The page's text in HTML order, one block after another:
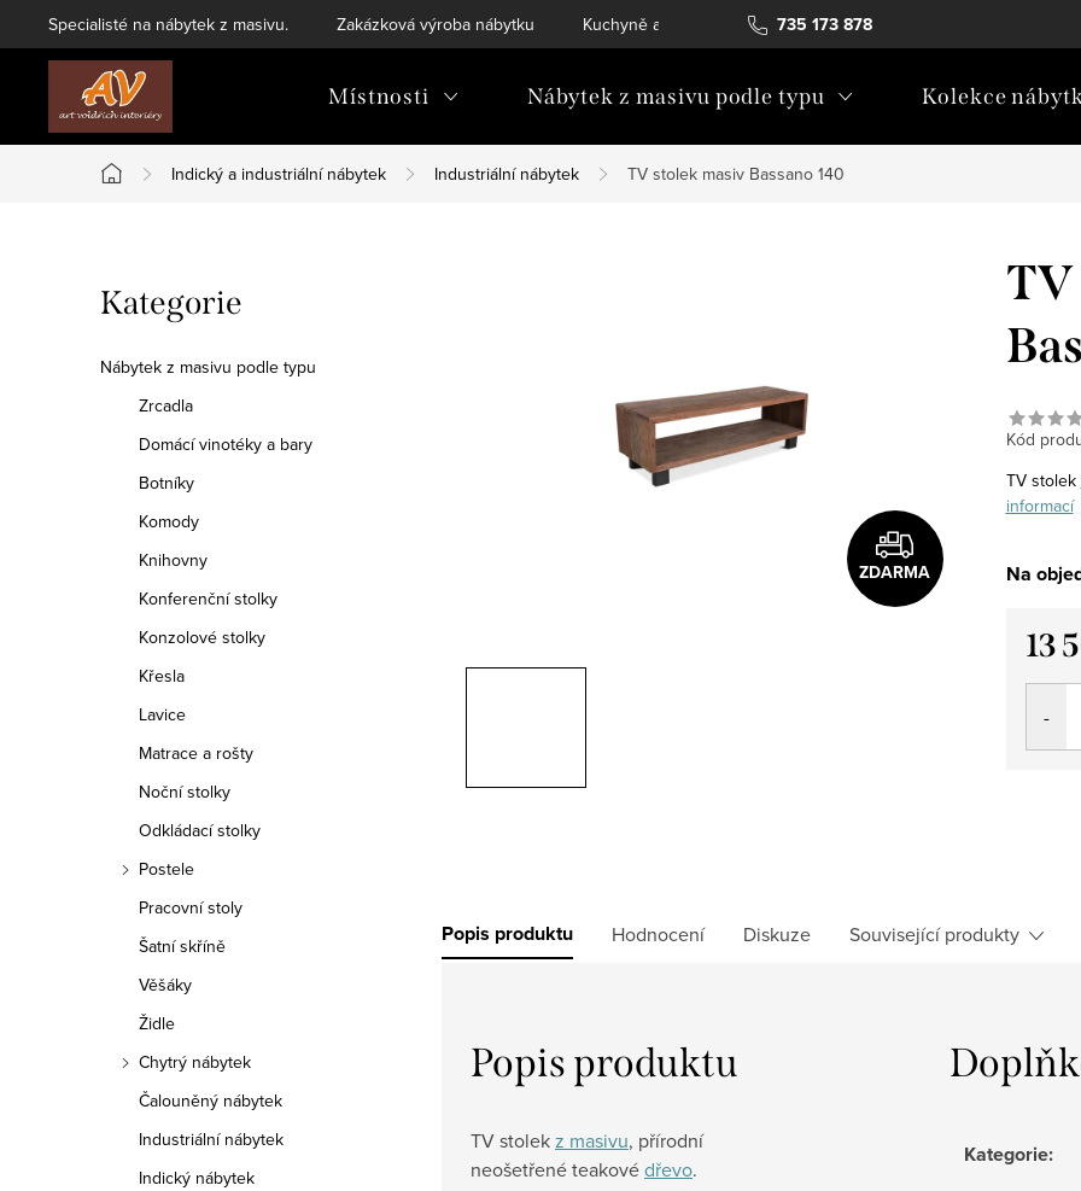
na
735 173 878
Specialisté na nábytek z masivu. Zakázková výroba nábytku Kuchyně a vestavný nábytek Katalogy ke stažení
Místnosti Nábytek z masivu podle typu Kolekce
Domů
Indický a industriální nábytek Industriální nábytek TV stolek masiv Bassano 140
o
s
Přeskočit
kategorie
Kategorie
Nábytek z masivu podle typu
Zrcadla
Domácí vinotéky a bary
Botníky
Komody
Knihovny
Konferenční stolky
Konzolové stolky
Křesla
Lavice
Matrace a rošty
Noční stolky
Odkládací stolky
Postele
Pracovní stoly
Šatní skříně
Věšáky
Židle
Chytrý nábytek
Čalouněný nábytek
Industriální nábytek
Indický nábytek
ZDARMA
TV
Kód
TV stolek
informací
Na
13
Měrná
Popis produktu Hodnocení Diskuze Související produkty
Popis produktu
TV stolekz masivu, přírodní
neošetřené teakovédřevo.
Kategorie: